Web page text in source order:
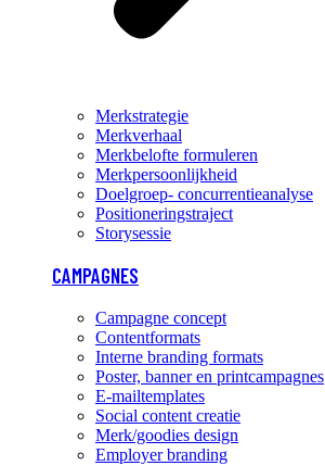
Merkstrategie
Merkverhaal
Merkbelofte formuleren
Merkpersoonlijkheid
Doelgroep- concurrentieanalyse
Positioneringstraject
Storysessie
CAMPAGNES
Campagne concept
Contentformats
Interne branding formats
Poster, banner en printcampagnes
E-mailtemplates
Social content creatie
Merk/goodies design
Employer branding